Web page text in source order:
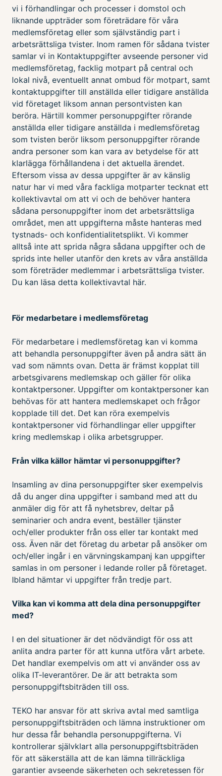
vi i förhandlingar och processer i domstol och
liknande uppträder som företrädare för våra
medlemsföretag eller som självständig part i
arbetsrättsliga tvister. Inom ramen för sådana tvister
samlar vi in Kontaktuppgifter avseende personer vid
medlemsföretag, facklig motpart på central och
lokal nivå, eventuellt annat ombud för motpart, samt
kontaktuppgifter till anställda eller tidigare anställda
vid företaget liksom annan persontvisten kan
beröra. Härtill kommer personuppgifter rörande
anställda eller tidigare anställda i medlemsföretag
som tvisten berör liksom personuppgifter rörande
andra personer som kan vara av betydelse för att
klarlägga förhållandena i det aktuella ärendet.
Eftersom vissa av dessa uppgifter är av känslig
natur har vi med våra fackliga motparter tecknat ett
kollektivavtal om att vi och de behöver hantera
sådana personuppgifter inom det arbetsrättsliga
området, men att uppgifterna måste hanteras med
tystnads- och konfidentialitetsplikt. Vi kommer
alltså inte att sprida några sådana uppgifter och de
sprids inte heller utanför den krets av våra anställda
som företräder medlemmar i arbetsrättsliga tvister.
Du kan läsa detta kollektivavtal här.
För medarbetare i medlemsföretag
För medarbetare i medlemsföretag kan vi komma
att behandla personuppgifter även på andra sätt än
vad som nämnts ovan. Detta är främst kopplat till
arbetsgivarens medlemskap och gäller för olika
kontaktpersoner. Uppgifter om kontaktpersoner kan
behövas för att hantera medlemskapet och frågor
kopplade till det. Det kan röra exempelvis
kontaktpersoner vid förhandlingar eller uppgifter
kring medlemskap i olika arbetsgrupper.
Från vilka källor hämtar vi personuppgifter?
Insamling av dina personuppgifter sker exempelvis
då du anger dina uppgifter i samband med att du
anmäler dig för att få nyhetsbrev, deltar på
seminarier och andra event, beställer tjänster
och/eller produkter från oss eller tar kontakt med
oss. Även när det företag du arbetar på ansöker om
och/eller ingår i en värvningskampanj kan uppgifter
samlas in om personer i ledande roller på företaget.
Ibland hämtar vi uppgifter från tredje part.
Vilka kan vi komma att dela dina personuppgifter
med?
I en del situationer är det nödvändigt för oss att
anlita andra parter för att kunna utföra vårt arbete.
Det handlar exempelvis om att vi använder oss av
olika IT-leverantörer. De är att betrakta som
personuppgiftsbiträden till oss.
TEKO har ansvar för att skriva avtal med samtliga
personuppgiftsbiträden och lämna instruktioner om
hur dessa får behandla personuppgifterna. Vi
kontrollerar självklart alla personuppgiftsbiträden
för att säkerställa att de kan lämna tillräckliga
garantier avseende säkerheten och sekretessen för